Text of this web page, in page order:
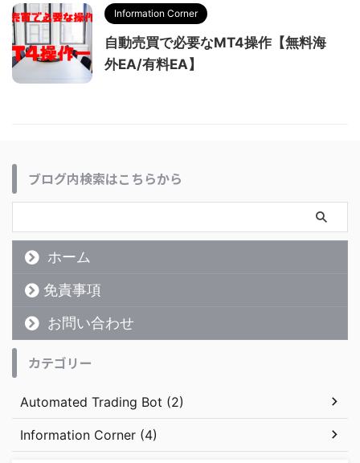
Information Corner
自動売買で必要なMT4操作【無料海
外EA/有料EA】
ブログ内検索はこちらから
ホーム
免責事項
お問い合わせ
カテゴリー
Automated Trading Bot (2)
Information Corner (4)